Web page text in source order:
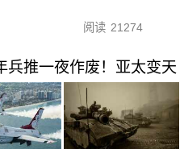
阅读 21274
兵推一夜作废！亚太变天